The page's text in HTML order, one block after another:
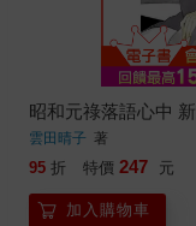
昭和元祿落語心中
雲田晴子 著
95 折 特價 247 元
加入購物車